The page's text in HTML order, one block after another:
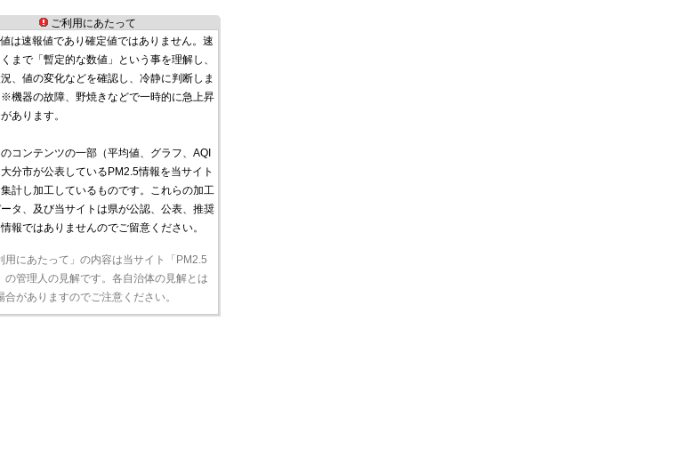
ご利用にあたって
は速報値であり確定値ではありません。速
まで「暫定的な数値」という事を理解し、
、値の変化などを確認し、冷静に判断しま
※機器の故障、野焼きなどで一時的に急上昇
あります。
コンテンツの一部（平均値、グラフ、AQI
分市が公表しているPM2.5情報を当サイト
計し加工しているものです。これらの加工
タ、及び当サイトは県が公認、公表、推奨
報ではありませんのでご留意ください。
にあたって」の内容は当サイト「PM2.5
の管理人の見解です。各自治体の見解とは
合がありますのでご注意ください。